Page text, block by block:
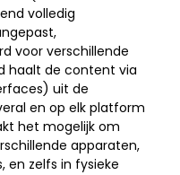
volledig
voor verschillende
haalt de content via
uit de
en op elk platform
het mogelijk om
apparaten,
en zelfs in fysieke